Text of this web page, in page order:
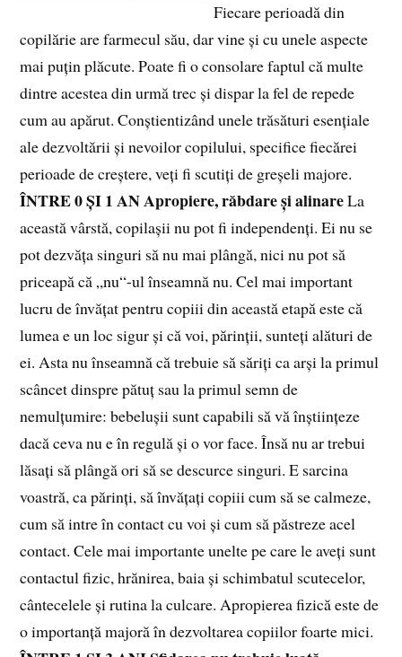
Fiecare perioadă din
copilărie are farmecul său, dar vine și cu unele aspecte
mai puțin plăcute. Poate fi o consolare faptul că multe
dintre acestea din urmă trec și dispar la fel de repede
cum au apărut. Conștientizând unele trăsături esențiale
ale dezvoltării și nevoilor copilului, specifice fiecărei
perioade de creștere, veți fi scutiți de greșeli majore.
ÎNTRE 0 ȘI 1 ANApropiere, răbdare și alinareLa
această vârstă, copilașii nu pot fi independenți. Ei nu se
pot dezvăța singuri să nu mai plângă, nici nu pot să
priceapă că „nu“-ul înseamnă nu. Cel mai important
lucru de învățat pentru copiii din această etapă este că
lumea e un loc sigur și că voi, părinții, sunteți alături de
ei. Asta nu înseamnă că trebuie să săriți ca arși la primul
scâncet dinspre pătuț sau la primul semn de
nemulțumire: bebelușii sunt capabili să vă înștiințeze
dacă ceva nu e în regulă și o vor face. Însă nu ar trebui
lăsați să plângă ori să se descurce singuri. E sarcina
voastră, ca părinți, să învățați copiii cum să se calmeze,
cum să intre în contact cu voi și cum să păstreze acel
contact. Cele mai importante unelte pe care le aveți sunt
contactul fizic, hrănirea, baia și schimbatul scutecelor,
cântecelele și rutina la culcare. Apropierea fizică este de
o importanță majoră în dezvoltarea copiilor foarte mici.